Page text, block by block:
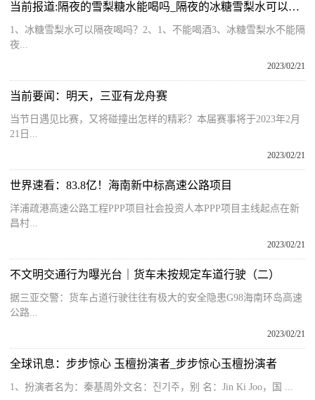
当前报道:隔夜的雪梨糖水能喝吗_隔夜的冰糖雪梨水可以喝吗?今日更新
1、冰糖雪梨水可以隔夜喝吗？2、1、不能喝酒3、冰糖雪梨水不能隔
夜...
2023/02/21
当前要闻：明天，三亚有龙舟赛
当节日遇见比赛，又将碰撞出怎样的精彩？本届赛事将于2023年2月
21日...
2023/02/21
世界速看：83.8亿！海南新中标高速公路项目
洋浦疏港高速公路工程PPP项目社会投资人本PPP项目主线起点在新
昌村...
2023/02/21
不文明交通行为曝光台｜货车未按规定车道行驶（二）
据三亚交警：货车占道行驶往往有极大的安全隐患G98海南环岛高速
公路...
2023/02/21
全球讯息：步步惊心 玉檀扮演者_步步惊心玉檀扮演者
1、扮演者名为：秦基周外文名：진기주，别 名：Jin Ki Joo，国 ...